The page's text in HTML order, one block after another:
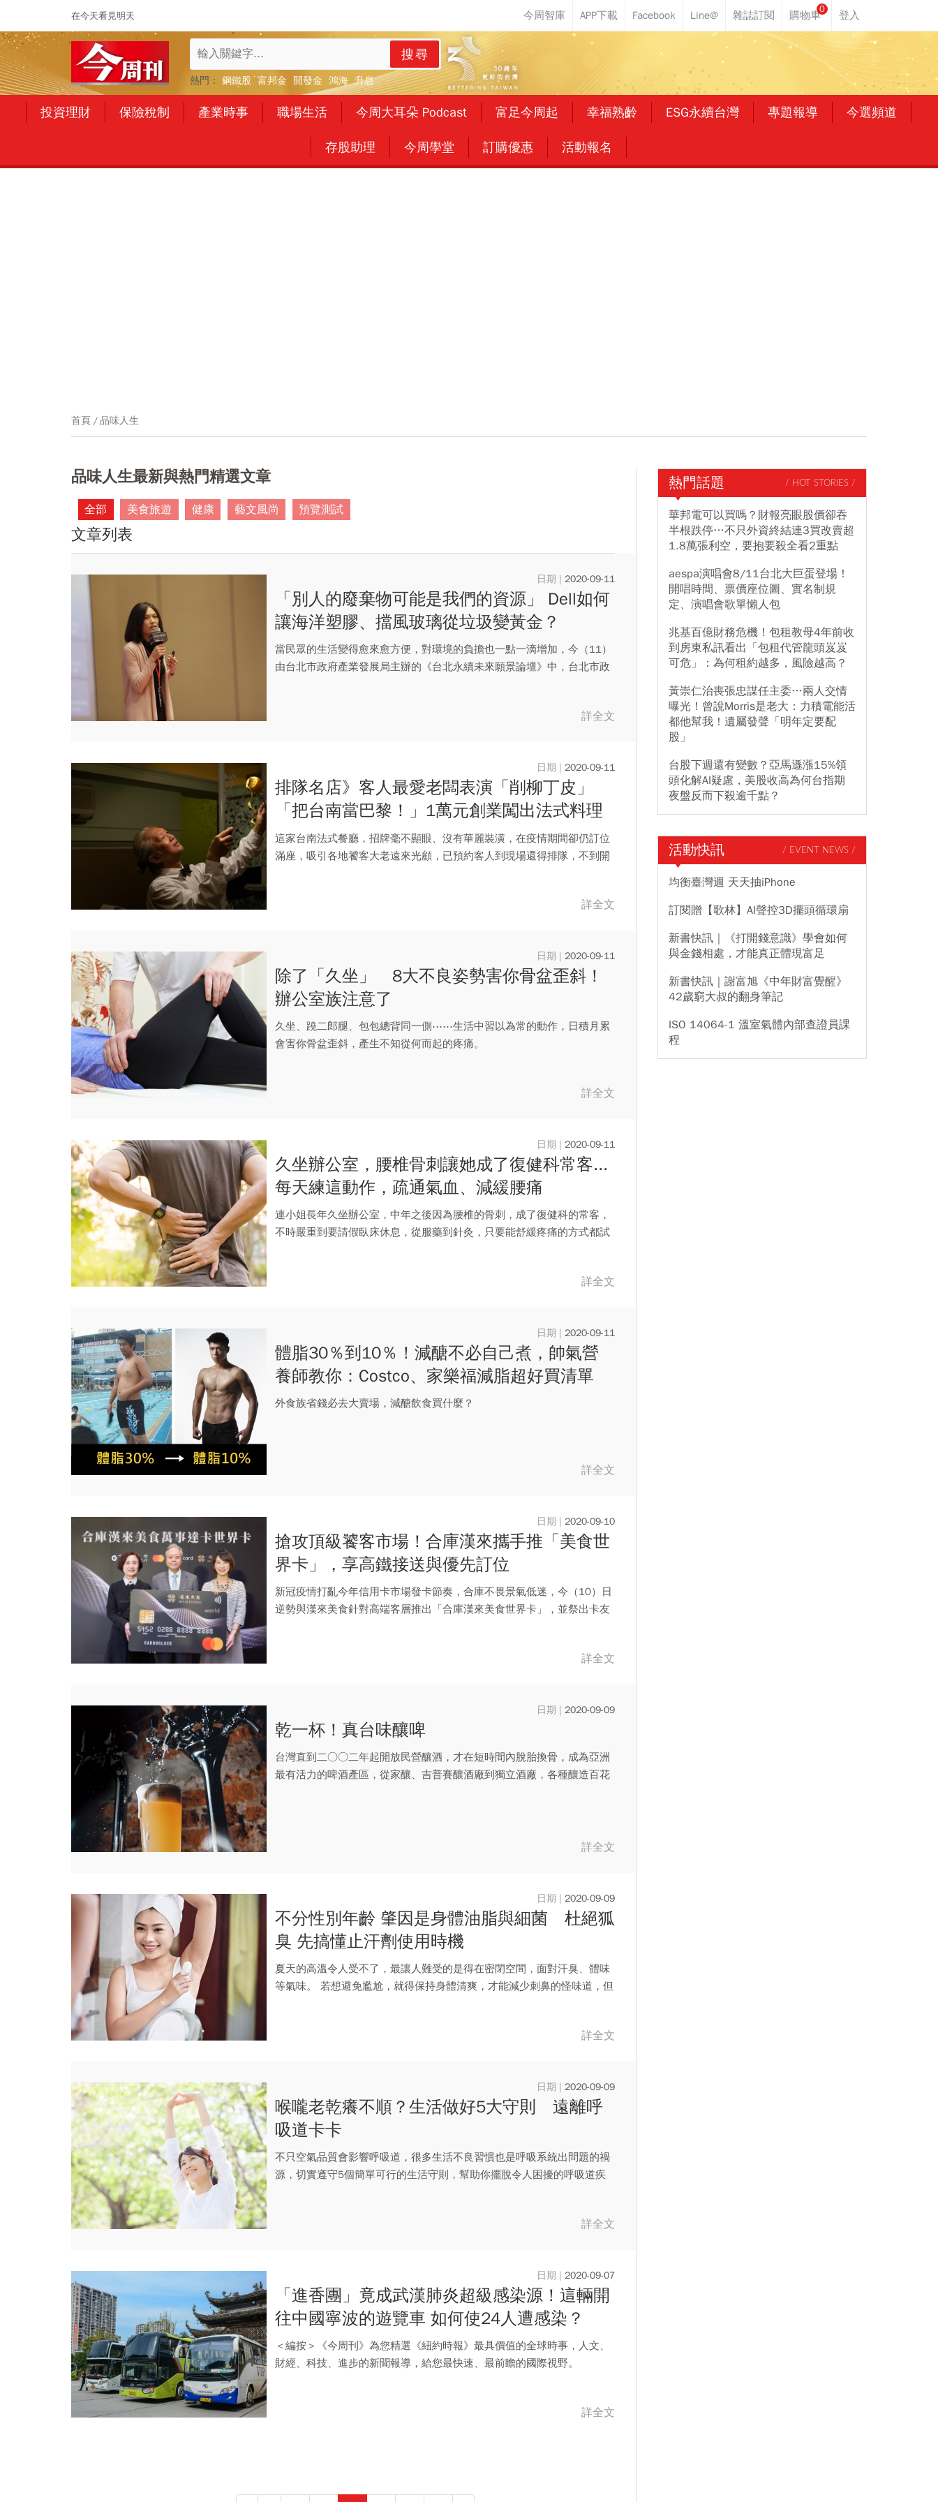
在今天看見明天
0
搜尋
熱門： 鋼鐵股 富邦金 開發金 鴻海 升息
投資理財 保險稅制 產業時事 職場生活 今周大耳朵 Podcast 富足今周起 幸福熟齡 ESG永續台灣 專題報導 今選頻道
存股助理 今周學堂 訂購優惠 活動報名
首頁 品味人生
品味人生最新與熱門精選文章
全部 美食旅遊 健康 藝文風尚 預覽測試
文章列表
2020-09-11
「別人的廢棄物可能是我們的資源」 Dell如何
讓海洋塑膠、擋風玻璃從垃圾變黃金？
當民眾的生活變得愈來愈方便，對環境的負擔也一點一滴增加，今（11）
由台北市政府產業發展局主辦的《台北永續未來願景論壇》中，台北市政
詳全文
2020-09-11
排隊名店》客人最愛老闆表演「削柳丁皮」
「把台南當巴黎！」1萬元創業闖出法式料理
高CP值
這家台南法式餐廳，招牌毫不顯眼、沒有華麗裝潢，在疫情期間卻仍訂位
滿座，吸引各地饕客大老遠來光顧，已預約客人到現場還得排隊，不到開
詳全文
2020-09-11
除了「久坐」 8大不良姿勢害你骨盆歪斜！
辦公室族注意了
久坐、蹺二郎腿、包包總背同一側⋯⋯生活中習以為常的動作，日積月累
會害你骨盆歪斜，產生不知從何而起的疼痛。
詳全文
2020-09-11
久坐辦公室，腰椎骨刺讓她成了復健科常客...
每天練這動作，疏通氣血、減緩腰痛
連小姐長年久坐辦公室，中年之後因為腰椎的骨刺，成了復健科的常客，
不時嚴重到要請假臥床休息，從服藥到針灸，只要能舒緩疼痛的方式都試
詳全文
2020-09-11
體脂30％到10％！減醣不必自己煮，帥氣營
養師教你：Costco、家樂福減脂超好買清單
外食族省錢必去大賣場，減醣飲食買什麼？
詳全文
2020-09-10
搶攻頂級饕客市場！合庫漢來攜手推「美食世
界卡」，享高鐵接送與優先訂位
新冠疫情打亂今年信用卡市場發卡節奏，合庫不畏景氣低迷，今（10）日
逆勢與漢來美食針對高端客層推出「合庫漢來美食世界卡」，並祭出卡友
詳全文
2020-09-09
乾一杯！真台味釀啤
台灣直到二○○二年起開放民營釀酒，才在短時間內脫胎換骨，成為亞洲
最有活力的啤酒產區，從家釀、吉普賽釀酒廠到獨立酒廠，各種釀造百花
詳全文
2020-09-09
不分性別年齡 肇因是身體油脂與細菌 杜絕狐
臭 先搞懂止汗劑使用時機
夏天的高溫令人受不了，最讓人難受的是得在密閉空間，面對汗臭、體味
等氣味。 若想避免尷尬，就得保持身體清爽，才能減少刺鼻的怪味道，但
詳全文
2020-09-09
喉嚨老乾癢不順？生活做好5大守則 遠離呼
吸道卡卡
不只空氣品質會影響呼吸道，很多生活不良習慣也是呼吸系統出問題的禍
源，切實遵守5個簡單可行的生活守則，幫助你擺脫令人困擾的呼吸道疾
詳全文
2020-09-07
「進香團」竟成武漢肺炎超級感染源！這輛開
往中國寧波的遊覽車 如何使24人遭感染？
＜編按＞《今周刊》為您精選《紐約時報》最具價值的全球時事，人文、
財經、科技、進步的新聞報導，給您最快速、最前瞻的國際視野。
詳全文
熱門話題 / HOT STORIES /
華邦電可以買嗎？財報亮眼股價卻吞
半根跌停…不只外資終結連3買改賣超
1.8萬張利空，要抱要殺全看2重點
aespa演唱會8/11台北大巨蛋登場！
開唱時間、票價座位圖、實名制規
定、演唱會歌單懶人包
兆基百億財務危機！包租教母4年前收
到房東私訊看出「包租代管龍頭岌岌
可危」：為何租約越多，風險越高？
黃崇仁治喪張忠謀任主委…兩人交情
曝光！曾說Morris是老大：力積電能活
都他幫我！遺屬發聲「明年定要配
股」
台股下週還有變數？亞馬遜漲15%領
頭化解AI疑慮，美股收高為何台指期
夜盤反而下殺逾千點？
活動快訊 / EVENT NEWS /
均衡臺灣週 天天抽iPhone
訂閱贈【歌林】AI聲控3D擺頭循環扇
新書快訊｜《打開錢意識》學會如何
與金錢相處，才能真正體現富足
新書快訊｜謝富旭《中年財富覺醒》
42歲窮大叔的翻身筆記
ISO 14064-1 溫室氣體內部查證員課
程